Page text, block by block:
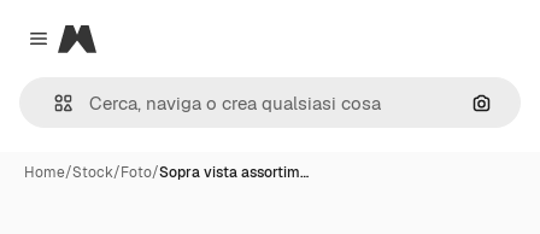
Close menu
Magnific
Cerca
Home/Stock/Foto/Sopra vista assortim…